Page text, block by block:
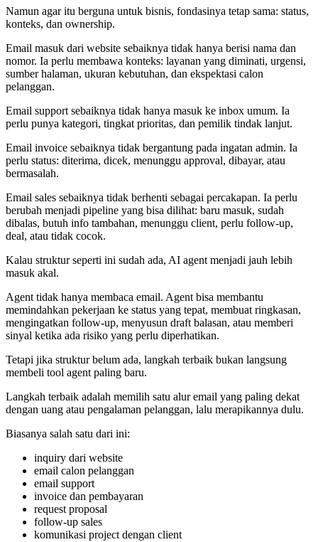
Namun agar itu berguna untuk bisnis, fondasinya tetap sama: status,
konteks, dan ownership.
Email masuk dari website sebaiknya tidak hanya berisi nama dan
nomor. Ia perlu membawa konteks: layanan yang diminati, urgensi,
sumber halaman, ukuran kebutuhan, dan ekspektasi calon
pelanggan.
Email support sebaiknya tidak hanya masuk ke inbox umum. Ia
perlu punya kategori, tingkat prioritas, dan pemilik tindak lanjut.
Email invoice sebaiknya tidak bergantung pada ingatan admin. Ia
perlu status: diterima, dicek, menunggu approval, dibayar, atau
bermasalah.
Email sales sebaiknya tidak berhenti sebagai percakapan. Ia perlu
berubah menjadi pipeline yang bisa dilihat: baru masuk, sudah
dibalas, butuh info tambahan, menunggu client, perlu follow-up,
deal, atau tidak cocok.
Kalau struktur seperti ini sudah ada, AI agent menjadi jauh lebih
masuk akal.
Agent tidak hanya membaca email. Agent bisa membantu
memindahkan pekerjaan ke status yang tepat, membuat ringkasan,
mengingatkan follow-up, menyusun draft balasan, atau memberi
sinyal ketika ada risiko yang perlu diperhatikan.
Tetapi jika struktur belum ada, langkah terbaik bukan langsung
membeli tool agent paling baru.
Langkah terbaik adalah memilih satu alur email yang paling dekat
dengan uang atau pengalaman pelanggan, lalu merapikannya dulu.
Biasanya salah satu dari ini:
inquiry dari website
email calon pelanggan
email support
invoice dan pembayaran
request proposal
follow-up sales
komunikasi project dengan client